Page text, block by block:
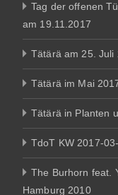
Tag der offenen
am 19.11.2017
Tätärä am 25. Juli
Tätärä im Mai
Tätärä in Planten
TdoT KW 2017-
The Burhorn feat.
Hamburg 2010